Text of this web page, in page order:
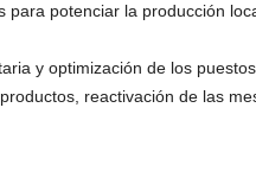
potenciar la producción
y optimización de los
reactivación de las